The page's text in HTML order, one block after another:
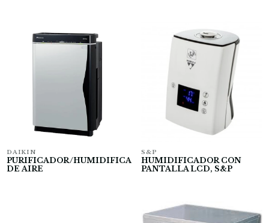
DAIKIN
PURIFICADOR/HUMIDIFICADOR
DE AIRE
S&P
HUMIDIFICADOR CON
PANTALLA LCD, S&P